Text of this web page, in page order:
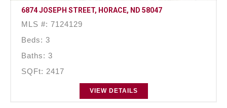
6874 JOSEPH STREET, HORACE, ND 58047
MLS #: 7124129
Beds: 3
Baths: 3
SQFt: 2417
VIEW DETAILS